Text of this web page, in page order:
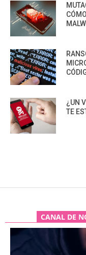
¿UN
TE
CANAL DE